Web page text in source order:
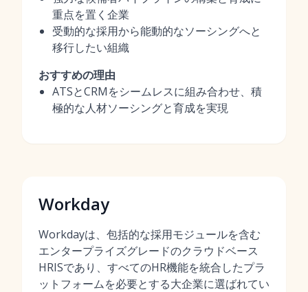
重点を置く企業
受動的な採用から能動的なソーシングへと
移行したい組織
おすすめの理由
ATSとCRMをシームレスに組み合わせ、積
極的な人材ソーシングと育成を実現
Workday
Workdayは、包括的な採用モジュールを含む
エンタープライズグレードのクラウドベース
HRISであり、すべてのHR機能を統合したプラ
ットフォームを必要とする大企業に選ばれてい